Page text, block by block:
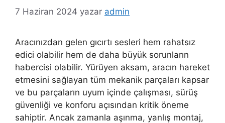
7 Haziran 2024 yazar admin
Aracınızdan gelen gıcırtı sesleri hem rahatsız
edici olabilir hem de daha büyük sorunların
habercisi olabilir. Yürüyen aksam, aracın hareket
etmesini sağlayan tüm mekanik parçaları kapsar
ve bu parçaların uyum içinde çalışması, sürüş
güvenliği ve konforu açısından kritik öneme
sahiptir. Ancak zamanla aşınma, yanlış montaj,